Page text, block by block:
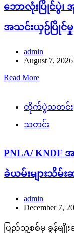
ဘောလုံးပြိုင်ပွဲ၊
အသင်းယှဉ်ပြို
admin
August 7, 2026
Read More
တိုက်ပွဲသတင်း
သတင်း
PNLA/ KNDF
ခဲယမ်းများသိမ်
admin
December 7,
ပြည်သူ့စစ်မှ ခွန်မျို